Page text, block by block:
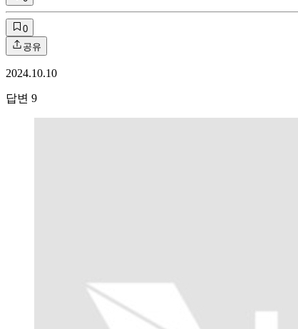
0
공유
2024.10.10
답변 9